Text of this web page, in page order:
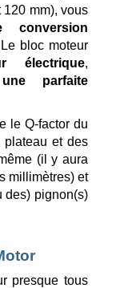
mm), vous
conversion
bloc moteur
électrique,
une parfaite
le Q-factor du
plateau et des
(il y aura
millimètres) et
des) pignon(s)
presque tous